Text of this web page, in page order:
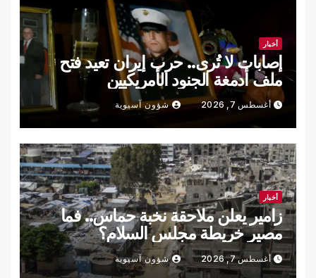
أخبار
إصابات لا تُرى.. حرب إيران تعيد فتح
ملف أدمغة الجنود الأمريكيين
أغسطس 7, 2026 شؤون آسيوية
أخبار
زامير يعلن ملاحقة نخبة حماس.. فما
مصير خريطة مجلس السلام؟
أغسطس 7, 2026 شؤون آسيوية